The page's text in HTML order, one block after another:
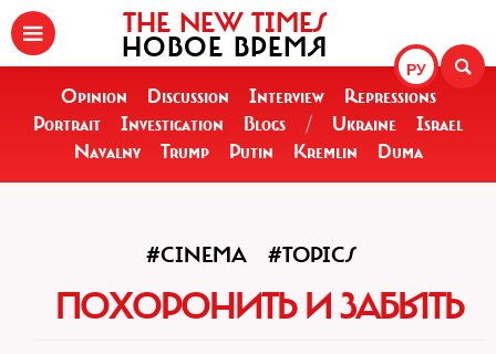
РУ
THE NEW TIMES
НОВОЕ ВРЕМЯ
Opinion Discussion Interview
Repressions
Portrait
Investigation Blogs / Ukraine
Israel
Navalny
Trump Putin Kremlin Duma
#CINEMA #TOPICS
ПОХОРОНИТЬ И ЗАБЫТЬ